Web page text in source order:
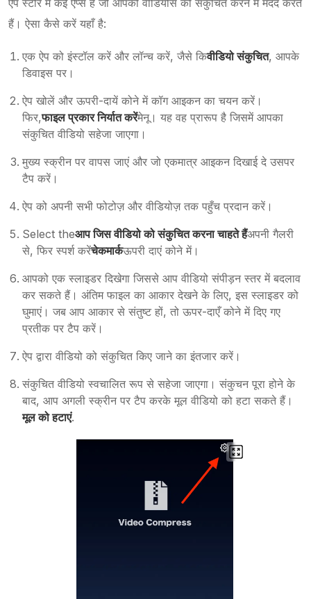
हैं। ऐसा कैसे करें यहाँ है:
एक ऐप को इंस्टॉल करें और लॉन्च करें, जैसे किवीडियो संकुचित, आपके
डिवाइस पर।
ऐप खोलें और ऊपरी-दायें कोने में कॉग आइकन का चयन करें।
फिर,फाइल प्रकार निर्यात करेंमेनू। यह वह प्रारूप है जिसमें आपका
संकुचित वीडियो सहेजा जाएगा।
मुख्य स्क्रीन पर वापस जाएं और जो एकमात्र आइकन दिखाई दे उसपर
टैप करें।
ऐप को अपनी सभी फोटोज़ और वीडियोज़ तक पहुँच प्रदान करें।
Select theआप जिस वीडियो को संकुचित करना चाहते हैंअपनी गैलरी
से, फिर स्पर्श करेंचेकमार्कऊपरी दाएं कोने में।
आपको एक स्लाइडर दिखेगा जिससे आप वीडियो संपीड़न स्तर में बदलाव
कर सकते हैं। अंतिम फाइल का आकार देखने के लिए, इस स्लाइडर को
घुमाएं। जब आप आकार से संतुष्ट हों, तो ऊपर-दाएँ कोने में दिए गए
प्रतीक पर टैप करें।
ऐप द्वारा वीडियो को संकुचित किए जाने का इंतजार करें।
संकुचित वीडियो स्वचालित रूप से सहेजा जाएगा। संकुचन पूरा होने के
बाद, आप अगली स्क्रीन पर टैप करके मूल वीडियो को हटा सकते हैं।
मूल को हटाएं.